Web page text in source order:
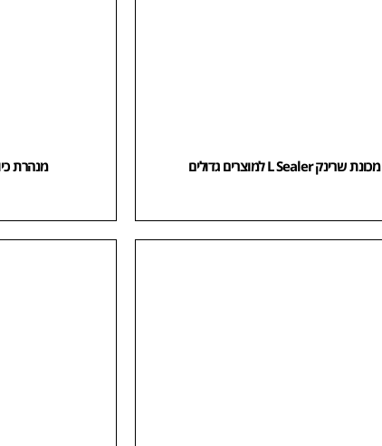
מכונת שרינק L Sealer למוצרים גדולים מנהרת